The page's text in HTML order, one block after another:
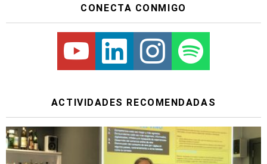
CONECTA CONMIGO
Youtube Linkedin Instagram Spotify
ACTIVIDADES RECOMENDADAS